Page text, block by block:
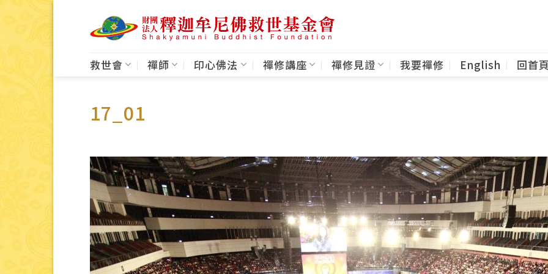
救世會 禪師 印心佛法 禪修講座 禪修見證 我要禪修 English 回首
17_01